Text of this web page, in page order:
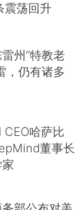
震荡回升
州“特教老
，仍有诸多
哈萨比
董事长